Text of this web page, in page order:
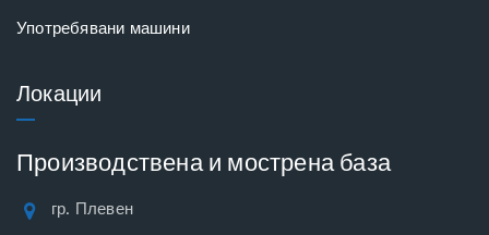
Употребявани машини
Локации
Производствена и мострена база
гр. Плевен